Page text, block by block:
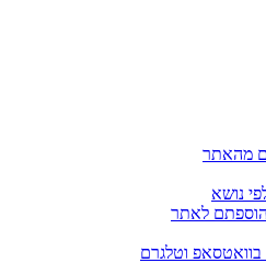
מהאתר
נושא
הוספתם לאתר
בוואטסאפ וטלגרם